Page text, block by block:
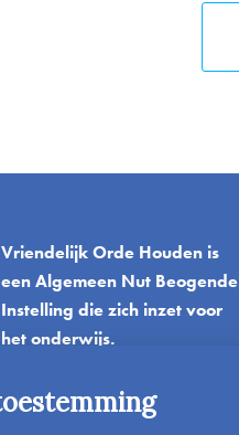
Vriendelijk Orde Houden is
een Algemeen Nut Beogende
Instelling die zich inzet voor
het onderwijs.
Einfo@vriendelijkordehouden.nl